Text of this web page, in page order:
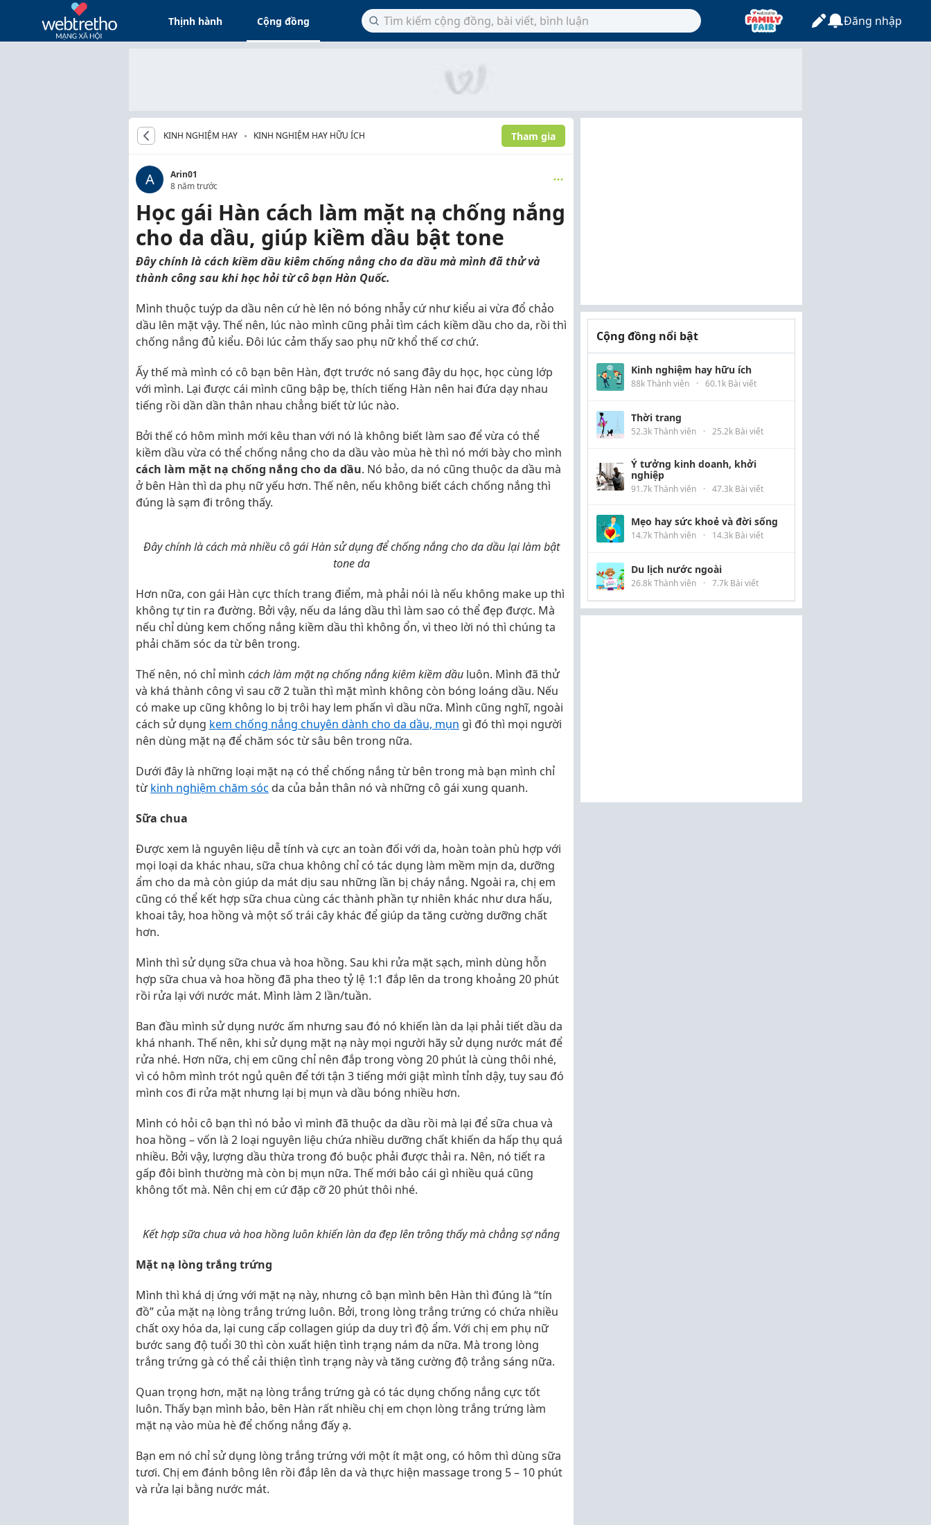
Thịnh hành Cộng đồng Đăng nhập
KINH NGHIỆM HAY KINH NGHIỆM HAY HỮU ÍCH Tham gia
A
Arin01
8 năm trước
Học gái Hàn cách làm mặt nạ chống nắng
cho da dầu, giúp kiềm dầu bật tone
Đây chính là cách kiềm dầu kiêm chống nắng cho da dầu mà mình đã thử và
thành công sau khi học hỏi từ cô bạn Hàn Quốc.
Mình thuộc tuýp da dầu nên cứ hè lên nó bóng nhẫy cứ như kiểu ai vừa đổ chảo
dầu lên mặt vậy. Thế nên, lúc nào mình cũng phải tìm cách kiềm dầu cho da, rồi thì
chống nắng đủ kiểu. Đôi lúc cảm thấy sao phụ nữ khổ thế cơ chứ.
Ấy thế mà mình có cô bạn bên Hàn, đợt trước nó sang đây du học, học cùng lớp
với mình. Lại được cái mình cũng bập bẹ, thích tiếng Hàn nên hai đứa dạy nhau
tiếng rồi dần dần thân nhau chẳng biết từ lúc nào.
Bởi thế có hôm mình mới kêu than với nó là không biết làm sao để vừa có thể
kiềm dầu vừa có thể chống nắng cho da dầu vào mùa hè thì nó mới bày cho mình
cách làm mặt nạ chống nắng cho da dầu. Nó bảo, da nó cũng thuộc da dầu mà
ở bên Hàn thì da phụ nữ yếu hơn. Thế nên, nếu không biết cách chống nắng thì
đúng là sạm đi trông thấy.
Đây chính là cách mà nhiều cô gái Hàn sử dụng để chống nắng cho da dầu lại làm bật
tone da
Hơn nữa, con gái Hàn cực thích trang điểm, mà phải nói là nếu không make up thì
không tự tin ra đường. Bởi vậy, nếu da láng dầu thì làm sao có thể đẹp được. Mà
nếu chỉ dùng kem chống nắng kiềm dầu thì không ổn, vì theo lời nó thì chúng ta
phải chăm sóc da từ bên trong.
Thế nên, nó chỉ mình cách làm mặt nạ chống nắng kiêm kiềm dầu luôn. Mình đã thử
và khá thành công vì sau cỡ 2 tuần thì mặt mình không còn bóng loáng dầu. Nếu
có make up cũng không lo bị trôi hay lem phấn vì dầu nữa. Mình cũng nghĩ, ngoài
cách sử dụng kem chống nắng chuyên dành cho da dầu, mụn gì đó thì mọi người
nên dùng mặt nạ để chăm sóc từ sâu bên trong nữa.
Dưới đây là những loại mặt nạ có thể chống nắng từ bên trong mà bạn mình chỉ
từkinh nghiệm chăm sóc da của bản thân nó và những cô gái xung quanh.
Sữa chua
Được xem là nguyên liệu dễ tính và cực an toàn đối với da, hoàn toàn phù hợp với
mọi loại da khác nhau, sữa chua không chỉ có tác dụng làm mềm mịn da, dưỡng
ẩm cho da mà còn giúp da mát dịu sau những lần bị cháy nắng. Ngoài ra, chị em
cũng có thể kết hợp sữa chua cùng các thành phần tự nhiên khác như dưa hấu,
khoai tây, hoa hồng và một số trái cây khác để giúp da tăng cường dưỡng chất
hơn.
Mình thì sử dụng sữa chua và hoa hồng. Sau khi rửa mặt sạch, mình dùng hỗn
hợp sữa chua và hoa hồng đã pha theo tỷ lệ 1:1 đắp lên da trong khoảng 20 phút
rồi rửa lại với nước mát. Mình làm 2 lần/tuần.
Ban đầu mình sử dụng nước ấm nhưng sau đó nó khiến làn da lại phải tiết dầu da
khá nhanh. Thế nên, khi sử dụng mặt nạ này mọi người hãy sử dụng nước mát để
rửa nhé. Hơn nữa, chị em cũng chỉ nên đắp trong vòng 20 phút là cùng thôi nhé,
vì có hôm mình trót ngủ quên để tới tận 3 tiếng mới giật mình tỉnh dậy, tuy sau đó
mình cos đi rửa mặt nhưng lại bị mụn và dầu bóng nhiều hơn.
Mình có hỏi cô bạn thì nó bảo vì mình đã thuộc da dầu rồi mà lại để sữa chua và
hoa hồng – vốn là 2 loại nguyên liệu chứa nhiều dưỡng chất khiến da hấp thụ quá
nhiều. Bởi vậy, lượng dầu thừa trong đó buộc phải được thải ra. Nên, nó tiết ra
gấp đôi bình thường mà còn bị mụn nữa. Thế mới bảo cái gì nhiều quá cũng
không tốt mà. Nên chị em cứ đặp cỡ 20 phút thôi nhé.
Kết hợp sữa chua và hoa hồng luôn khiến làn da đẹp lên trông thấy mà chẳng sợ nắng
Mặt nạ lòng trắng trứng
Mình thì khá dị ứng với mặt nạ này, nhưng cô bạn mình bên Hàn thì đúng là “tín
đồ” của mặt nạ lòng trắng trứng luôn. Bởi, trong lòng trắng trứng có chứa nhiều
chất oxy hóa da, lại cung cấp collagen giúp da duy trì độ ẩm. Với chị em phụ nữ
bước sang độ tuổi 30 thì còn xuất hiện tình trạng nám da nữa. Mà trong lòng
trắng trứng gà có thể cải thiện tình trạng này và tăng cường độ trắng sáng nữa.
Quan trọng hơn, mặt nạ lòng trắng trứng gà có tác dụng chống nắng cực tốt
luôn. Thấy bạn mình bảo, bên Hàn rất nhiều chị em chọn lòng trắng trứng làm
mặt nạ vào mùa hè để chống nắng đấy ạ.
Bạn em nó chỉ sử dụng lòng trắng trứng với một ít mật ong, có hôm thì dùng sữa
tươi. Chị em đánh bông lên rồi đắp lên da và thực hiện massage trong 5 – 10 phút
và rửa lại bằng nước mát.
Cộng đồng nổi bật
Kinh nghiệm hay hữu ích
88k Thành viên · 60.1k Bài viết
Thời trang
52.3k Thành viên · 25.2k Bài viết
Ý tưởng kinh doanh, khởi
nghiệp
91.7k Thành viên · 47.3k Bài viết
Mẹo hay sức khoẻ và đời sống
14.7k Thành viên · 14.3k Bài viết
Du lịch nước ngoài
26.8k Thành viên · 7.7k Bài viết